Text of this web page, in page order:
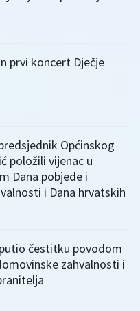
prvi koncert Dječje
Općinskog
položili vijenac u
Dana pobjede i
i Dana hrvatskih
čestitku povodom
zahvalnosti i